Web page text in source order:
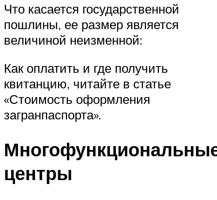
Что касается государственной
пошлины, ее размер является
величиной неизменной:
Как оплатить и где получить
квитанцию, читайте в статье
«Стоимость оформления
загранпаспорта».
центры